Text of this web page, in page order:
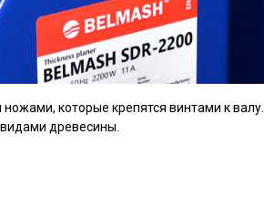
которые крепятся винтами к
древесины.